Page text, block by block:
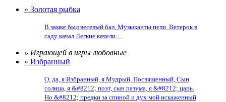
» Золотая рыбка
В замке был веселый бал, Музыканты пели. Ветерок в
саду качал Легкие качели....
» Играющей в игры любовные
» Избранный
О, да, я Избранный, я Мудрый, Посвященный, Сын
солнца, я &#8212; поэт, сын разума, я &#8212; царь.
Но &#8212; предки за спиной и дух мой искаженный